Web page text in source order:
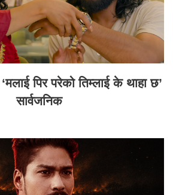
पिर परेको तिम्लाई के थाहा छ’
सार्वजनिक